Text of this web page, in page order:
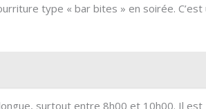
type « bar bites » en soirée. C’est
surtout entre 8h00 et 10h00. Il est